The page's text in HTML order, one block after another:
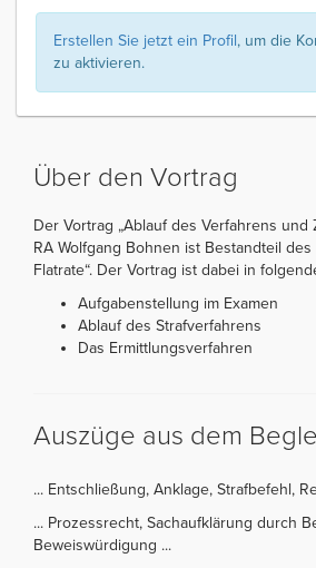
Erstellen Sie jetzt ein Profil, um die
zu aktivieren.
Über den Vortrag
Der Vortrag „Ablauf des Verfahrens und
RA Wolfgang Bohnen ist Bestandteil des
Flatrate“. Der Vortrag ist dabei in
Aufgabenstellung im Examen
Ablauf des Strafverfahrens
Das Ermittlungsverfahren
Auszüge aus dem
... Entschließung, Anklage, Strafbefehl,
... Prozessrecht, Sachaufklärung durch
Beweiswürdigung ...